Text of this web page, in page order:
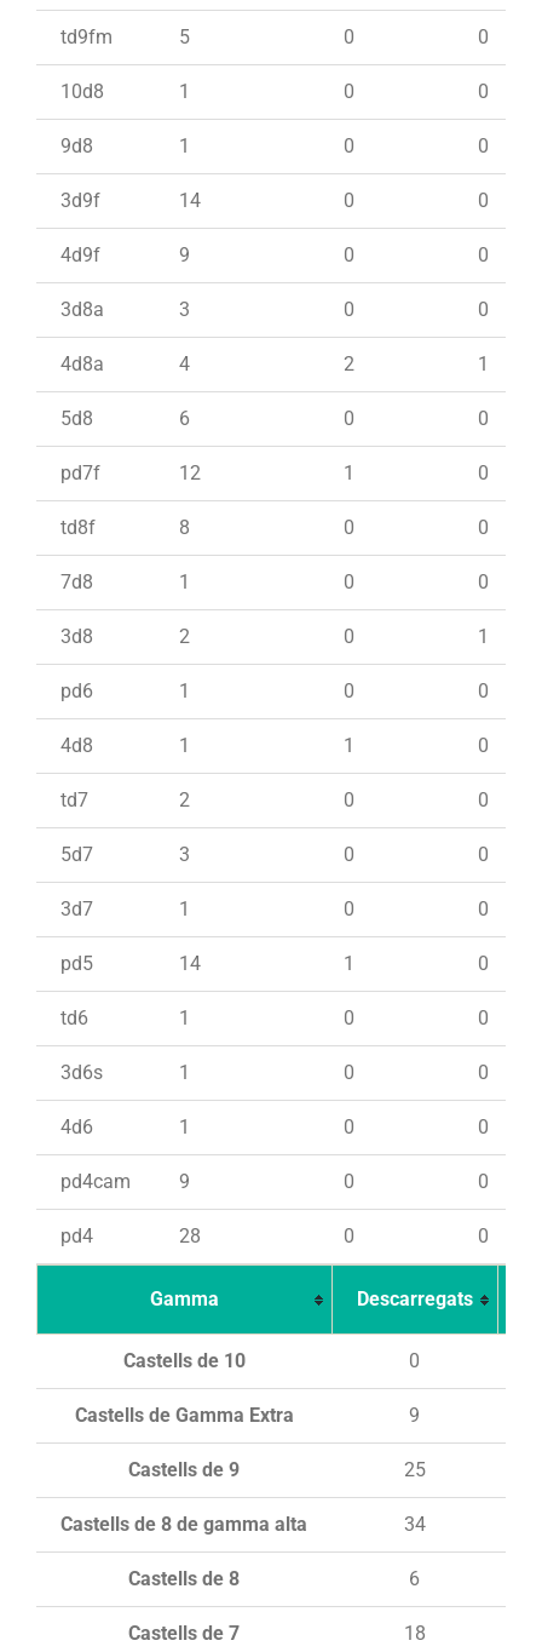
td9fm 5 0 0
10d8 1 0 0
9d8 1 0 0
3d9f 14 0 0
4d9f 9 0 0
3d8a 3 0 0
4d8a 4 2 1
5d8 6 0 0
pd7f 12 1 0
td8f 8 0 0
7d8 1 0 0
3d8 2 0 1
pd6 1 0 0
4d8 1 1 0
td7 2 0 0
5d7 3 0 0
3d7 1 0 0
pd5 14 1 0
td6 1 0 0
3d6s 1 0 0
4d6 1 0 0
pd4cam 9 0 0
pd4 28 0 0
Gamma Descarregats
Castells de 10 0
Castells de Gamma Extra 9
Castells de 9 25
Castells de 8 de gamma alta 34
Castells de 8 6
Castells de 7 18